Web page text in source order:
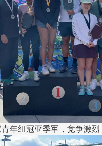
年组冠亚季军，竞争激烈